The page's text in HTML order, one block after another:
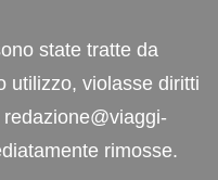
state tratte da
utilizzo, violasse diritti
rimosse.